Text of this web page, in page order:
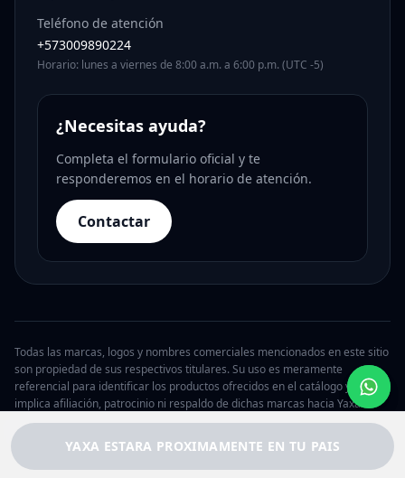
YAXA ESTARA PROXIMAMENTE EN TU PAIS
Teléfono de atención
+573009890224
Horario: lunes a viernes de 8:00 a.m. a 6:00 p.m. (UTC -5)
¿Necesitas ayuda?
Completa el formulario oficial y te
responderemos en el horario de atención.
Contactar
Todas las marcas, logos y nombres comerciales mencionados en este sitio
son propiedad de sus respectivos titulares. Su uso es meramente
referencial para identificar los productos ofrecidos en el catálogo y no
implica afiliación, patrocinio ni respaldo de dichas marcas hacia Yaxa.
© 2026 Yaxa Argentina. Todos los derechos reservados.